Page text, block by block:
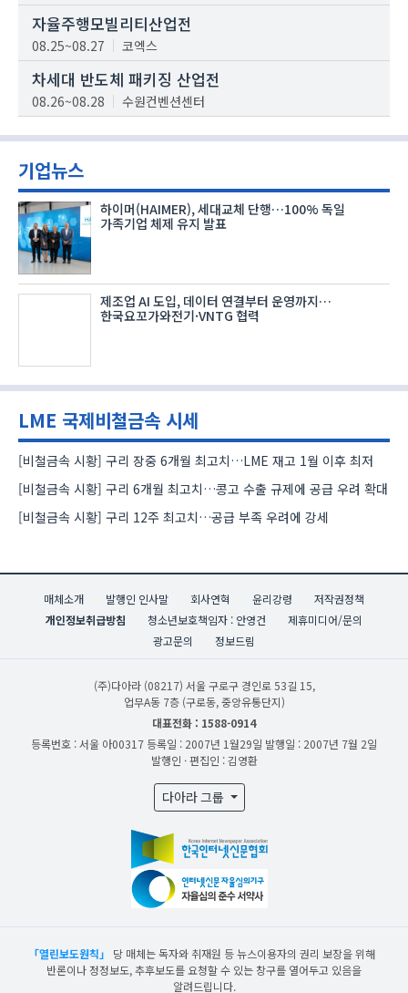
자율주행모빌리티산업전
08.25~08.27 코엑스
차세대 반도체 패키징 산업전
08.26~08.28 수원컨벤션센터
기업뉴스
하이머(HAIMER), 세대교체 단행…100% 독일
가족기업 체제 유지 발표
제조업 AI 도입, 데이터 연결부터 운영까지…
한국요꼬가와전기·VNTG 협력
LME 국제비철금속 시세
[비철금속 시황] 구리 장중 6개월 최고치…LME 재고 1월 이후 최저
[비철금속 시황] 구리 6개월 최고치…콩고 수출 규제에 공급 우려 확대
[비철금속 시황] 구리 12주 최고치…공급 부족 우려에 강세
매체소개 발행인 인사말 회사연혁 윤리강령
저작권정책
개인정보취급방침
청소년보호책임자 : 안영건
제휴미디어/문의
광고문의
정보드림
(주)다아라 (08217) 서울 구로구 경인로 53길 15,
업무A동 7층 (구로동, 중앙유통단지)
대표전화 : 1588-0914
등록번호 : 서울 아00317 등록일 : 2007년 1월29일 발행일 : 2007년 7월 2일
발행인 · 편집인 : 김영환
다아라 그룹
「열린보도원칙」
당 매체는 독자와 취재원 등 뉴스이용자의 권리 보장을 위해
반론이나 정정보도, 추후보도를 요청할 수 있는 창구를 열어두고 있음을
알려드립니다.